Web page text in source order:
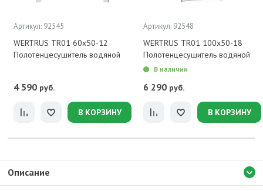
Артикул: 92545
WERTRUS TR01 60х50-12
Полотенцесушитель водяной
4 590 руб.
В КОРЗИНУ
Артикул: 92548
WERTRUS TR01 100х50-18
Полотенцесушитель водяной
В наличии
6 290 руб.
В КОРЗИНУ
Описание